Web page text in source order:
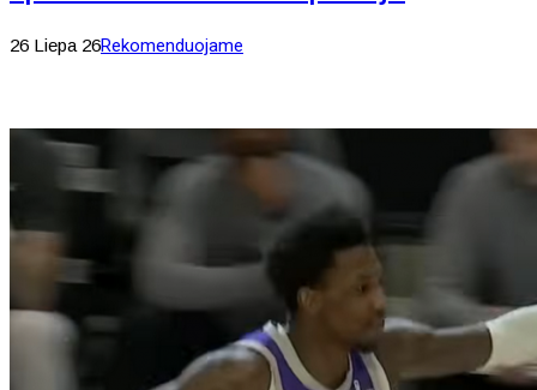
26 Liepa 26Rekomenduojame